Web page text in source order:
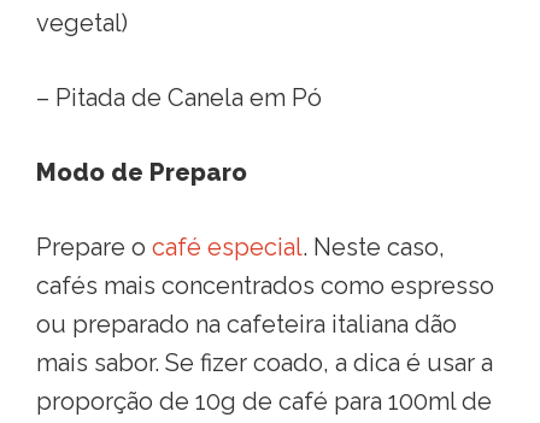
vegetal)
– Pitada de Canela em Pó
Modo de Preparo
Prepare o café especial. Neste caso,
cafés mais concentrados como espresso
ou preparado na cafeteira italiana dão
mais sabor. Se fizer coado, a dica é usar a
proporção de 10g de café para 100ml de